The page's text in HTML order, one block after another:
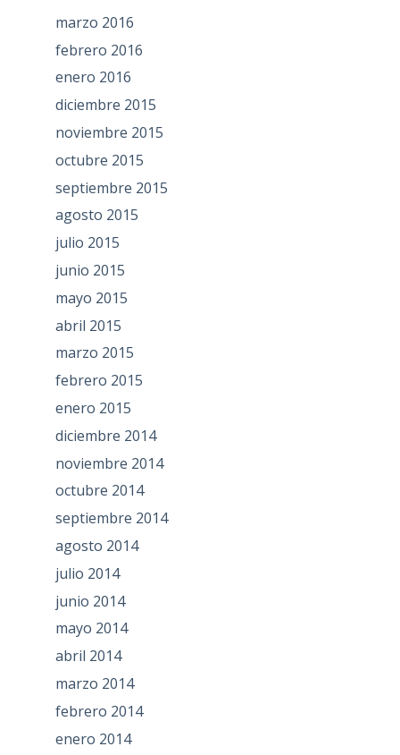
marzo 2016
febrero 2016
enero 2016
diciembre 2015
noviembre 2015
octubre 2015
septiembre 2015
agosto 2015
julio 2015
junio 2015
mayo 2015
abril 2015
marzo 2015
febrero 2015
enero 2015
diciembre 2014
noviembre 2014
octubre 2014
septiembre 2014
agosto 2014
julio 2014
junio 2014
mayo 2014
abril 2014
marzo 2014
febrero 2014
enero 2014